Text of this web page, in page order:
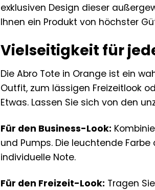
exklusiven Design dieser
Ihnen ein Produkt von höchster
Vielseitigkeit für
Die Abro Tote in Orange ist ein
Outfit, zum lässigen Freizeitlook
Etwas. Lassen Sie sich von den
Für den Business-Look:
und Pumps. Die leuchtende
individuelle Note.
Für den Freizeit-Look: Tragen